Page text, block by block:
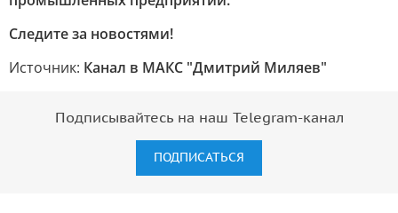
Следите за новостями!
Источник: Канал в МАКС "Дмитрий Миляев"
Подписывайтесь на наш Telegram-канал
ПОДПИСАТЬСЯ